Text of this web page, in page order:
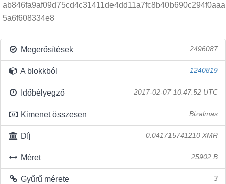
ab846fa9af09d75cd4c31411de4dd11a7fc8b40b690c294f0aaa
5a6f608334e8
Megerősítések 2496087
A blokkból 1240819
Időbélyegző 2017-02-07 10:47:52 UTC
Kimenet összesen Bizalmas
Díj 0.041715741210 XMR
Méret 25902 B
Gyűrű mérete 3